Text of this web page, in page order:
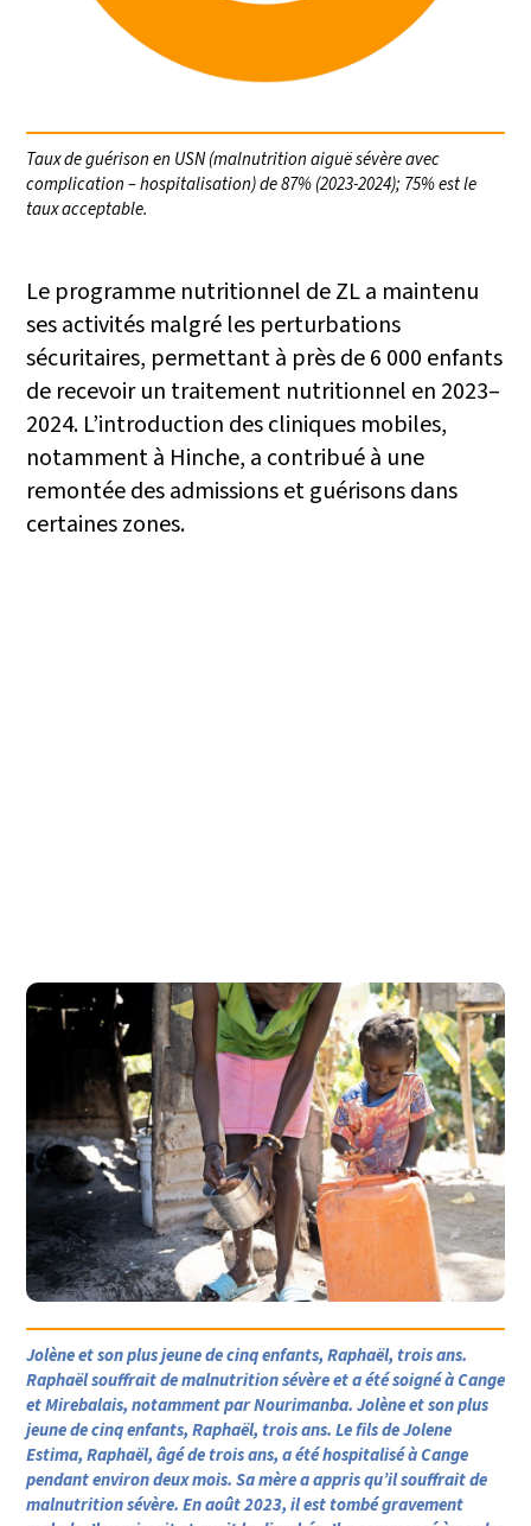
Taux de guérison en USN (malnutrition aiguë sévère avec
complication – hospitalisation) de 87% (2023-2024); 75% est le
taux acceptable.
Le programme nutritionnel de ZL a maintenu
ses activités malgré les perturbations
sécuritaires, permettant à près de 6 000 enfants
de recevoir un traitement nutritionnel en 2023–
2024. L’introduction des cliniques mobiles,
notamment à Hinche, a contribué à une
remontée des admissions et guérisons dans
certaines zones.
Jolène et son plus jeune de cinq enfants, Raphaël, trois ans.
Raphaël souffrait de malnutrition sévère et a été soigné à Cange
et Mirebalais, notamment par Nourimanba. Jolène et son plus
jeune de cinq enfants, Raphaël, trois ans. Le fils de Jolene
Estima, Raphaël, âgé de trois ans, a été hospitalisé à Cange
pendant environ deux mois. Sa mère a appris qu’il souffrait de
malnutrition sévère. En août 2023, il est tombé gravement